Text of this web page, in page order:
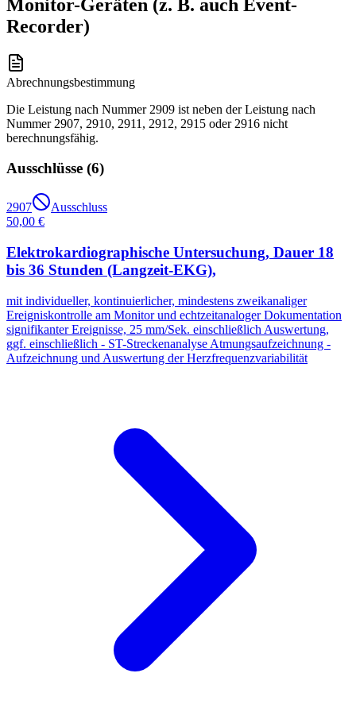
Monitor-Geräten (z. B. auch Event-
Recorder)
Abrechnungsbestimmung
Die Leistung nach Nummer 2909 ist neben der Leistung nach
Nummer 2907, 2910, 2911, 2912, 2915 oder 2916 nicht
berechnungsfähig.
Ausschlüsse (6)
2907
Ausschluss
50,00 €
Elektrokardiographische Untersuchung, Dauer 18
bis 36 Stunden (Langzeit-EKG),
mit individueller, kontinuierlicher, mindestens zweikanaliger
Ereigniskontrolle am Monitor und echtzeitanaloger Dokumentation
signifikanter Ereignisse, 25 mm/Sek. einschließlich Auswertung,
ggf. einschließlich - ST-Streckenanalyse Atmungsaufzeichnung -
Aufzeichnung und Auswertung der Herzfrequenzvariabilität